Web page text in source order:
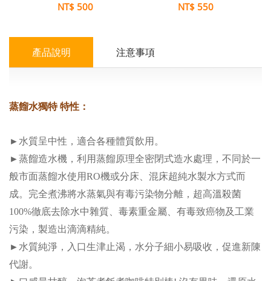
NT$ 500
NT$ 550
產品說明 注意事項
蒸餾水獨特 特性：
►水質呈中性，適合各種體質飲用。
►蒸餾造水機，利用蒸餾原理全密閉式造水處理，不同於一
般市面蒸餾水使用RO機或分床、混床超純水製水方式而
成。完全煮沸將水蒸氣與有毒污染物分離，超高溫殺菌
100%徹底去除水中雜質、毒素重金屬、有毒致癌物及工業
污染，製造出滴滴精純。
►水質純淨，入口生津止渴，水分子細小易吸收，促進新陳
代謝。